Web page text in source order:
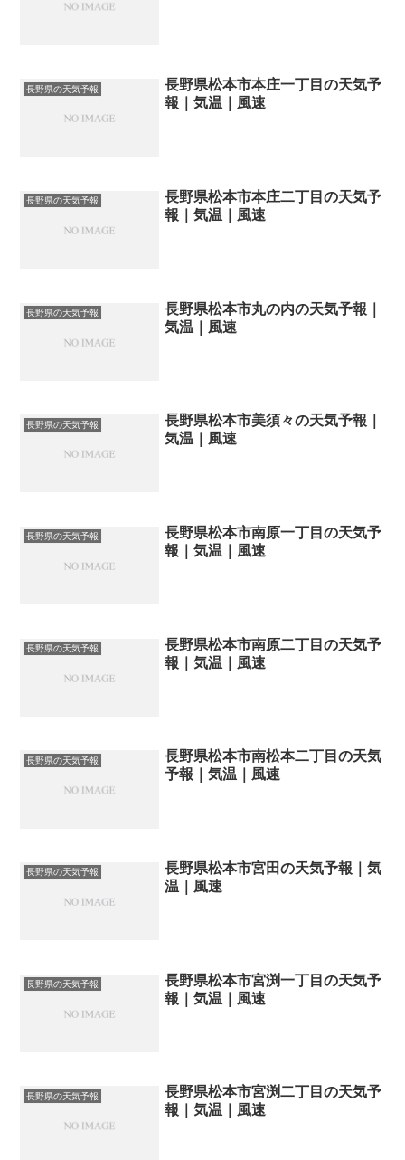
長野県の天気予報
長野県松本市本庄一丁目の天気予
報｜気温｜風速
長野県の天気予報
長野県松本市本庄二丁目の天気予
報｜気温｜風速
長野県の天気予報
長野県松本市丸の内の天気予報｜
気温｜風速
長野県の天気予報
長野県松本市美須々の天気予報｜
気温｜風速
長野県の天気予報
長野県松本市南原一丁目の天気予
報｜気温｜風速
長野県の天気予報
長野県松本市南原二丁目の天気予
報｜気温｜風速
長野県の天気予報
長野県松本市南松本二丁目の天気
予報｜気温｜風速
長野県の天気予報
長野県松本市宮田の天気予報｜気
温｜風速
長野県の天気予報
長野県松本市宮渕一丁目の天気予
報｜気温｜風速
長野県の天気予報
長野県松本市宮渕二丁目の天気予
報｜気温｜風速